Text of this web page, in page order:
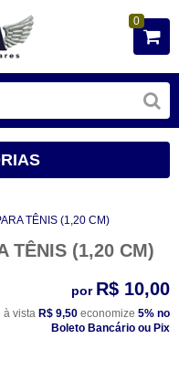
0
TÊNIS (1,20 CM)
TÊNIS (1,20 CM)
por R$ 10,00
à vista R$ 9,50 economize 5% no
Boleto Bancário ou Pix